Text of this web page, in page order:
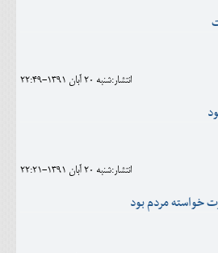
انتشار:شنبه 20 آبان 1391-22:49
انتشار:شنبه 20 آبان 1391-22:21
مردم بود